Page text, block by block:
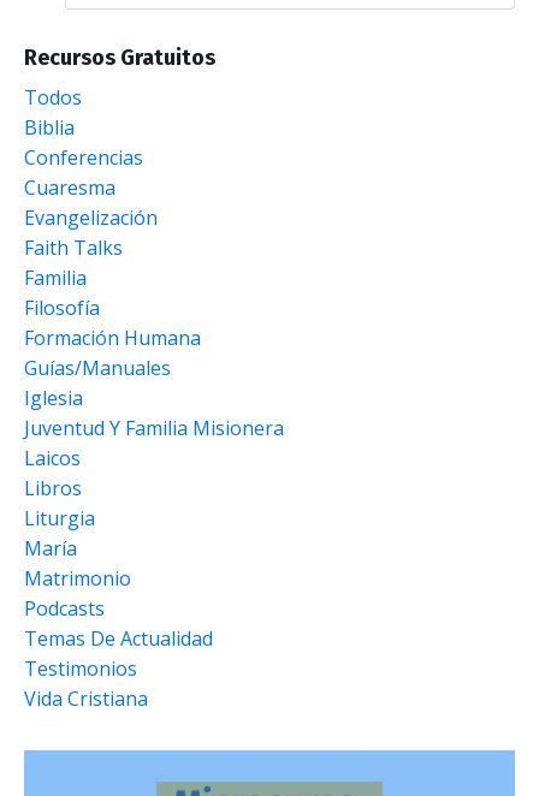
Recursos Gratuitos
Todos
Biblia
Conferencias
Cuaresma
Evangelización
Faith Talks
Familia
Filosofía
Formación Humana
Guías/manuales
Iglesia
Juventud Y Familia Misionera
Laicos
Libros
Liturgia
María
Matrimonio
Podcasts
Temas De Actualidad
Testimonios
Vida Cristiana